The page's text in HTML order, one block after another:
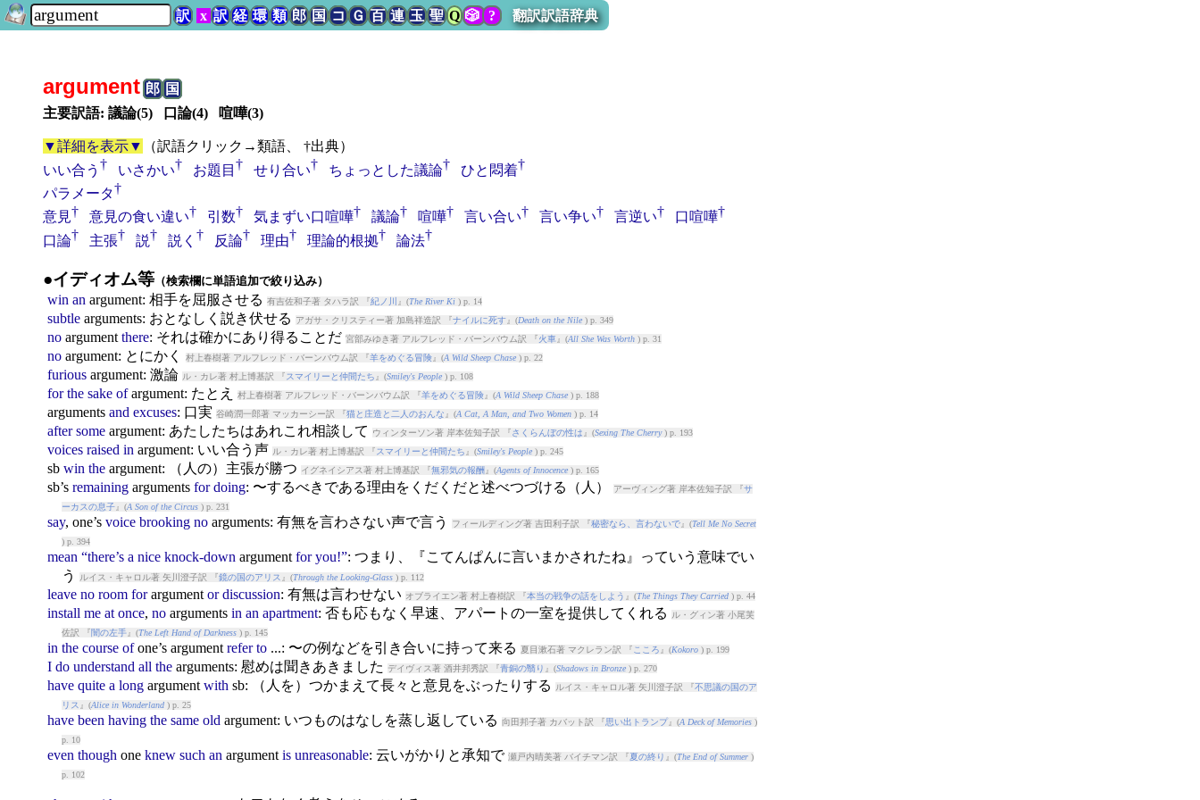
訳 x 訳 経 環 類 郎 国 コ Ｇ 百 連 玉 聖 Q 🎲? 翻訳訳語辞典
argument郎 国
主要訳語: 議論(5) 口論(4) 喧嘩(3)
▼詳細を表示▼ （訳語クリック→類語、 †出典）
いい合う † いさかい† お題目 † せり合い† ちょっとした議論† ひと悶着†
パラメータ†
意見† 意見の食い違い† 引数† 気まずい口喧嘩† 議論† 喧嘩† 言い合い† 言い争い† 言逆い† 口喧嘩†
口論† 主張† 説† 説く † 反論† 理由† 理論的根拠† 論法†
●イディオム等 （検索欄に単語追加で絞り込み）
win an argument: 相手を屈服させる 有吉佐和子著 タハラ訳 『紀ノ川 』(The River Ki) p. 14
subtle arguments: おとなしく説き伏せる アガサ・クリスティー著 加島祥造訳 『ナイルに死す』(Death on the Nile) p. 349
no argument there: それは確かにあり得ることだ 宮部みゆき著 アルフレッド・バーンバウム訳 『火車 』(All She Was Worth) p. 31
no argument: とにかく 村上春樹著 アルフレッド・バーンバウム訳 『羊をめぐる冒険』(A Wild Sheep Chase) p. 22
furious argument: 激論 ル・カレ著 村上博基訳 『スマイリーと仲間たち 』(Smiley's People) p. 108
for the sake of argument: たとえ 村上春樹著 アルフレッド・バーンバウム訳 『羊をめぐる冒険』(A Wild Sheep Chase) p. 188
arguments and excuses: 口実 谷崎潤一郎著 マッカーシー訳 『猫と庄造と二人のおんな 』(A Cat, A Man, and Two Women) p. 14
after some argument: あたしたちはあれこれ相談して ウィンターソン著 岸本佐知子訳 『さくらんぼの性は 』(Sexing The Cherry) p. 193
voices raised in argument: いい合う声 ル・カレ著 村上博基訳 『スマイリーと仲間たち 』(Smiley's People) p. 245
sb win the argument: （人の）主張が勝つ イグネイシアス著 村上博基訳 『無邪気の報酬 』(Agents of Innocence) p. 165
sb’s remaining arguments for doing: 〜するべきである理由をくだくだと述べつづける（人） アーヴィング著 岸本佐知子訳 『サ
ーカスの息子』(A Son of the Circus) p. 231
say, one’s voice brooking no arguments: 有無を言わさない声で言う フィールディング著 吉田利子訳 『秘密なら、言わないで』(Tell Me No Secret
) p. 394
mean “there’s a nice knock-down argument for you!”: つまり、『こてんぱんに言いまかされたね』っていう意味でい
う
ルイス・キャロル著 矢川澄子訳 『鏡の国のアリス 』(Through the Looking-Glass) p. 112
leave no room for argument or discussion: 有無は言わせない オブライエン著 村上春樹訳 『本当の戦争の話をしよう 』(The Things They Carried) p. 44
install me at once, no arguments in an apartment: 否も応もなく早速、アパートの一室を提供してくれる
ル・グィン著 小尾芙
佐訳 『闇の左手』(The Left Hand of Darkness) p. 145
in the course ofone’s argument refer to...: 〜の例などを引き合いに持って来る 夏目漱石著 マクレラン訳 『 こころ 』(Kokoro) p. 199
I do understand all the arguments: 慰めは聞きあきました デイヴィス著 酒井邦秀訳 『青銅の翳り 』(Shadows in Bronze) p. 270
have quite a long argument with sb: （人を）つかまえて長々と意見をぶったりする ルイス・キャロル著 矢川澄子訳 『不思議の国のア
リス 』(Alice in Wonderland) p. 25
have been having the same old argument: いつものはなしを蒸し返している 向田邦子著 カバット訳 『思い出トランプ』(A Deck of Memories)
p. 10
even though one knew such an argument is unreasonable: 云いがかりと承知で 瀬戸内晴美著 バイチマン訳 『夏の終り 』(The End of Summer)
p. 102